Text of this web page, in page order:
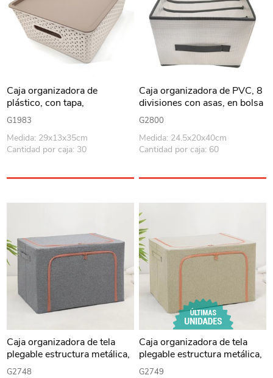
Caja organizadora de
plástico, con tapa,
29x13x35cm
G1983
Medida: 29x13x35cm
Cantidad por caja: 30
Caja organizadora de PVC, 8
divisiones con asas, en bolsa
G2800
Medida: 24.5x20x40cm
Cantidad por caja: 60
Caja organizadora de tela
plegable estructura metálica,
con 2 cierres, varios colores
G2748
Caja organizadora de tela
plegable estructura metálica,
con 2 cierres, varios colores
G2749